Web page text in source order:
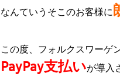
なんていうそこのお客様に
この度、フォルクスワーゲ
PayPay支払いが導入